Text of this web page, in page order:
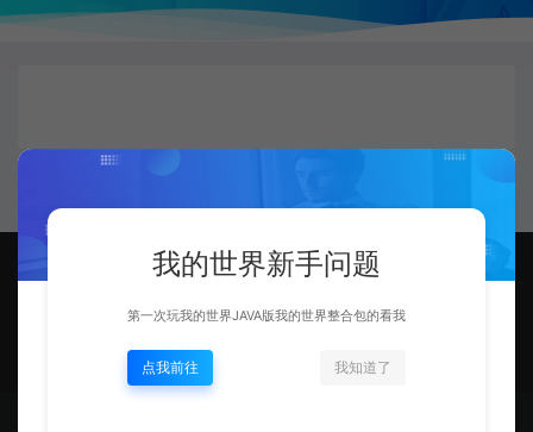
我的世界新手问题
第一次玩我的世界JAVA版我的世界整合包的看我
点我前往 我知道了